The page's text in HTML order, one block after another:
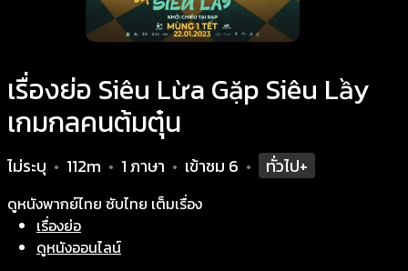
เรื่องย่อ Siêu Lừa Gặp Siêu Lầy
เกมกลคนต้มตุ๋น
ไม่ระบุ • 112m • 1 ภาษา • เข้าชม 6 • ทั่วไป+
ดูหนังพากย์ไทย ซับไทย เต็มเรื่อง
เรื่องย่อ
ดูหนังออนไลน์